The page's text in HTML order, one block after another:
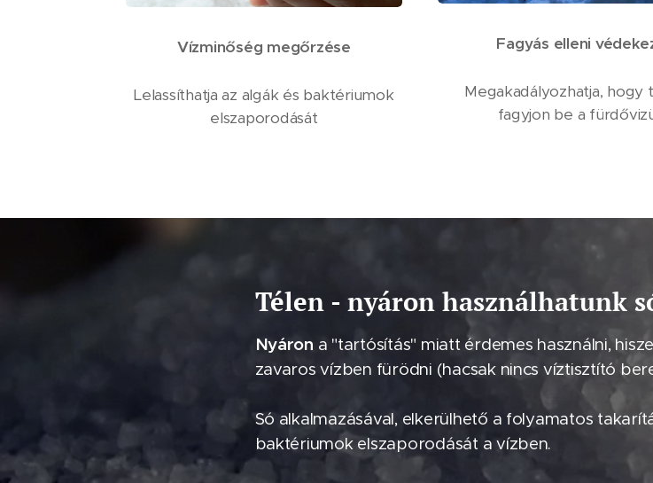
Vízminőség megőrzése
Lelassíthatja az algák és baktériumok
elszaporodását
Fagyás elleni
Megakadályozhatja, hogy
fagyjon be a
Télen - nyáron használhatunk
Nyáron a "tartósítás" miatt érdemes használni,
zavaros vízben fürödni (hacsak nincs víztisztító
Só alkalmazásával, elkerülhető a folyamatos
baktériumok elszaporodását a vízben.